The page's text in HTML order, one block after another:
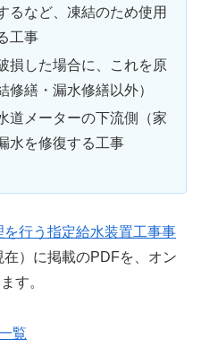
るなど、凍結のため使用
工事
損した場合に、これを原
修繕・漏水修繕以外）
道メーターの下流側（家
水を修復する工事
行う指定給水装置工事事
在）に掲載のPDFを、オン
す。
覧